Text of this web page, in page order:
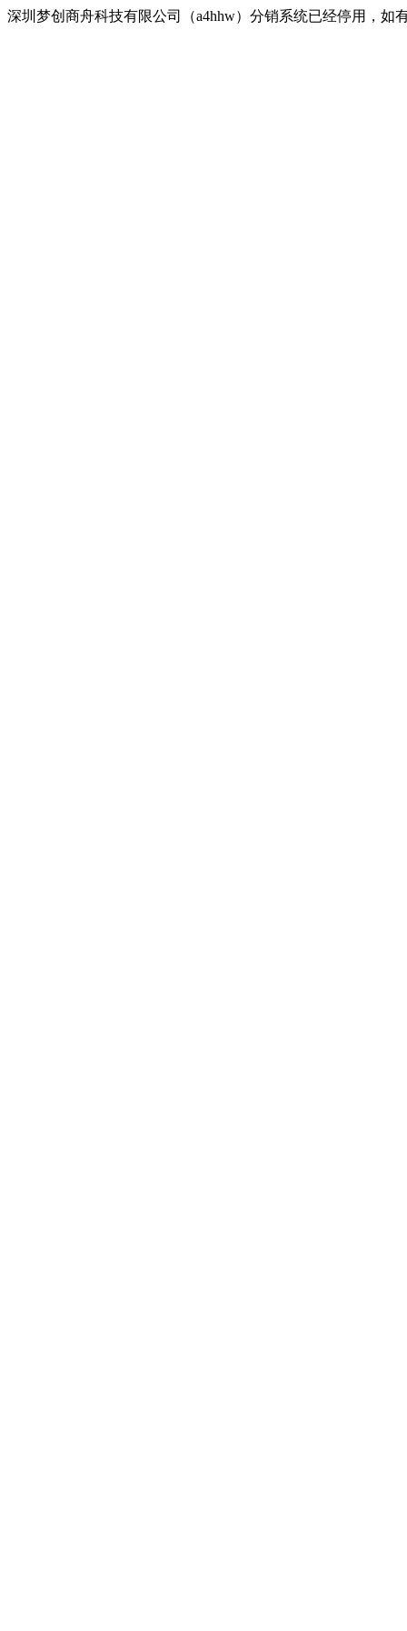
深圳梦创商舟科技有限公司（a4hhw）分销系统已经停用，如